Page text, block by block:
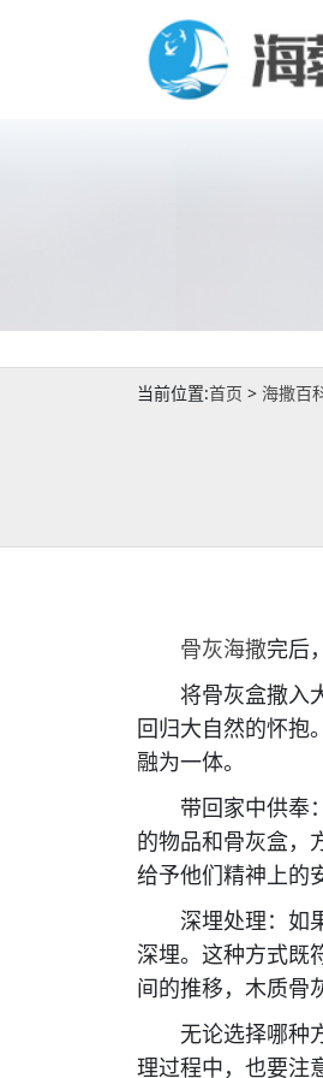
当前位置:首页 > 海撒百
骨灰海撒完后
将骨灰盒撒入大
回归大自然的怀抱
融为一体。
带回家中供奉：
的物品和骨灰盒，
给予他们精神上的
深埋处理：如果
深埋。这种方式既
间的推移，木质骨
无论选择哪种方
理过程中，也要注